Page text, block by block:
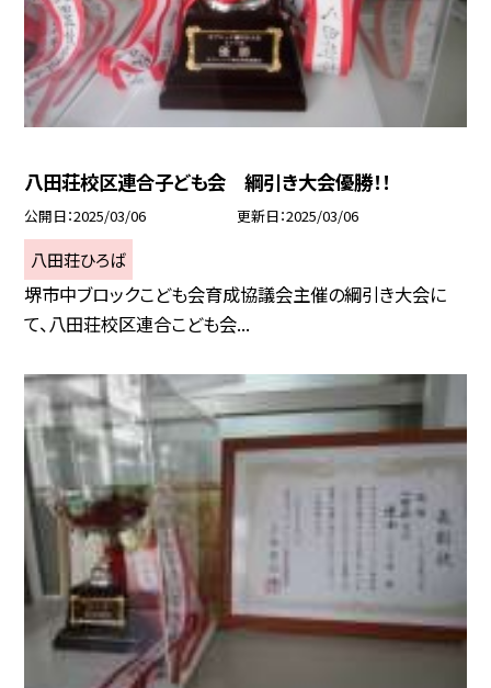
八田荘校区連合子ども会 綱引き大会優勝！！
公開日 2025/03/06 更新日 2025/03/06
八田荘ひろば
堺市中ブロックこども会育成協議会主催の綱引き大会に
て、八田荘校区連合こども会...